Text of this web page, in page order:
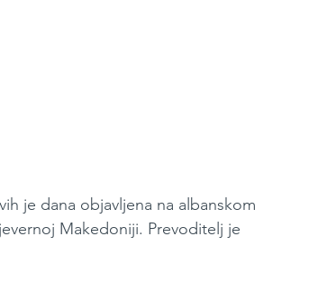
je dana objavljena na albanskom
Makedoniji. Prevoditelj je